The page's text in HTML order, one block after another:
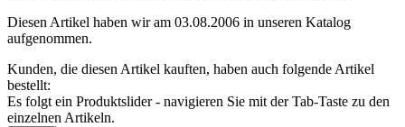
Diesen Artikel haben wir am 03.08.2006 in unseren Katalog
aufgenommen.
Kunden, die diesen Artikel kauften, haben auch folgende Artikel
bestellt:
Es folgt ein Produktslider - navigieren Sie mit der Tab-Taste zu den
einzelnen Artikeln.